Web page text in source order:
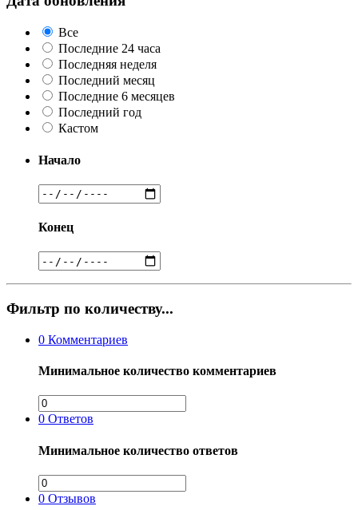
Все
Последние 24 часа
Последняя неделя
Последний месяц
Последние 6 месяцев
Последний год
Кастом
Начало
Конец
Фильтр по количеству...
0 Комментариев
Минимальное количество комментариев
0 Ответов
Минимальное количество ответов
0 Отзывов